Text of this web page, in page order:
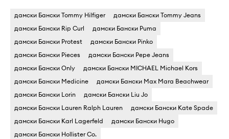
дамски Бански Tommy Hilfiger
дамски Бански Tommy Jeans
дамски Бански Rip Curl
дамски Бански Puma
дамски Бански Protest
дамски Бански Pinko
дамски Бански Pieces
дамски Бански Pepe Jeans
дамски Бански Only
дамски Бански MICHAEL Michael Kors
дамски Бански Medicine
дамски Бански Max Mara Beachwear
дамски Бански Lorin
дамски Бански Liu Jo
дамски Бански Lauren Ralph Lauren
дамски Бански Kate Spade
дамски Бански Karl Lagerfeld
дамски Бански Hugo
дамски Бански Hollister Co.